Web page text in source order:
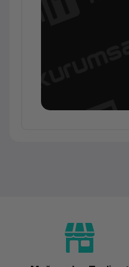
Teknik Özellikler